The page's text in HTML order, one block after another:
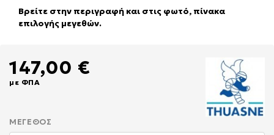
Βρείτε στην περιγραφή και στις φωτό, πίνακα
επιλογής μεγεθών.
147,00 €
με ΦΠΑ
ΜΈΓΕΘΟΣ